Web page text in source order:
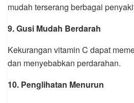
mudah terserang berbagai
9. Gusi Mudah Berdarah
Kekurangan vitamin C dapat
dan menyebabkan perdarahan.
10. Penglihatan Menurun